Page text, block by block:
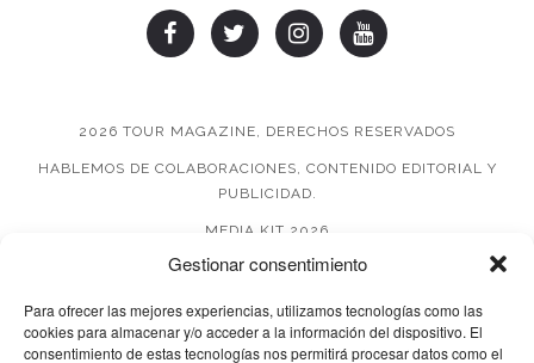
Gestionar consentimiento
Para ofrecer las mejores experiencias, utilizamos tecnologías como las
cookies para almacenar y/o acceder a la información del dispositivo. El
consentimiento de estas tecnologías nos permitirá procesar datos como el
2026 TOUR MAGAZINE, DERECHOS RESERVADOS
HABLEMOS DE COLABORACIONES, CONTENIDO EDITORIAL Y
PUBLICIDAD.
MEDIA KIT 2026
AVISO DE PRIVACIDAD